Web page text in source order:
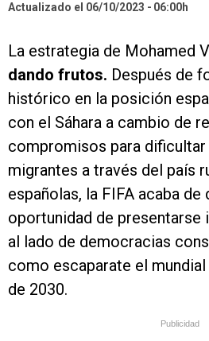
Actualizado el 06/10/2023
06:00h
La estrategia de Mohamed
dando frutos. Después de
histórico en la posición
con el Sáhara a cambio de
compromisos para
migrantes a través del país
españolas, la FIFA acaba
oportunidad de presentarse
al lado de democracias
como escaparate el
de 2030.
Publicidad